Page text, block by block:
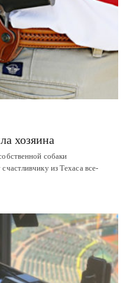
хозяина
собаки
из Техаса все-